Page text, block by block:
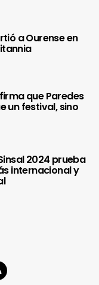
a Ourense en
que Paredes
un festival, sino
2024 prueba
internacional y